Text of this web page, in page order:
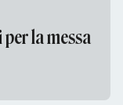
la messa